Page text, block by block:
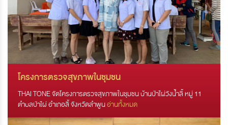
โครงการตรวจสุขภาพในชุมชน
THAI TONE จัดโครงการตรวจสุขภาพในชุมชน บ้านป่าไผ่วังน้ำลี้ หมู่ 11
ตำบลป่าไผ่ อำเภอลี้ จังหวัดลำพูนอ่านทั้งหมด